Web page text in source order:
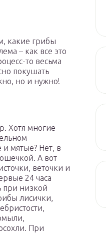
какие грибы
– как все это
то весьма
покушать
но и нужно!
Хотя многие
и мятые? Нет, в
А вот
веточки и
24 часа
при низкой
лисички,
При